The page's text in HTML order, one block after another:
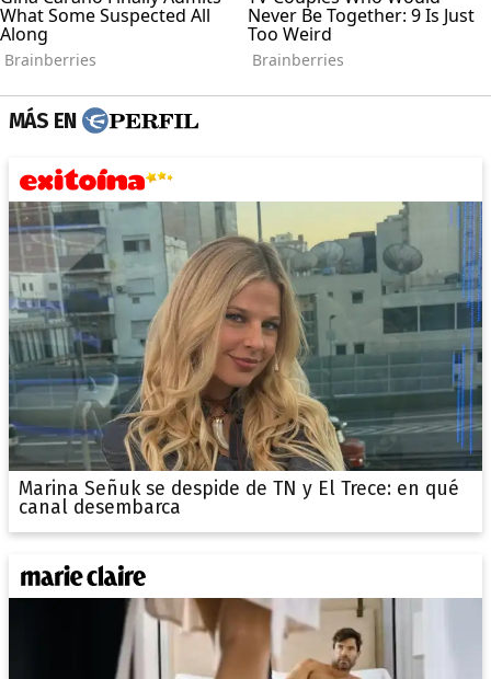
MÁS EN
Marina Señuk se despide de TN y El Trece: en qué
canal desembarca